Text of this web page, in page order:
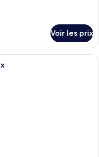
Voir les prix
chambre d’hôtel avec deux lits,